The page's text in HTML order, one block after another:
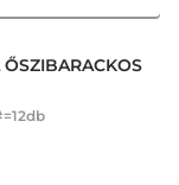
ŐSZIBARACKOS